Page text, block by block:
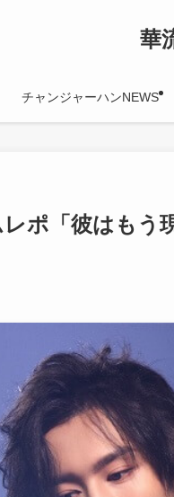
華
チャンジャーハンNEWS
ポ「彼はもう